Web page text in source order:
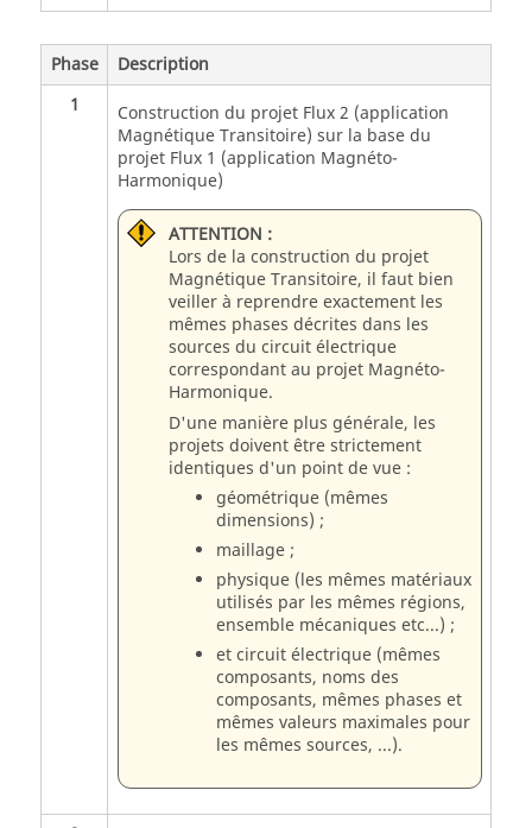
Phase
Description
1
Construction du projet Flux 2 (application
Magnétique Transitoire) sur la base du
projet Flux 1 (application Magnéto-
Harmonique)
ATTENTION :
Lors de la construction du projet
Magnétique Transitoire, il faut bien
veiller à reprendre exactement les
mêmes phases décrites dans les
sources du circuit électrique
correspondant au projet Magnéto-
Harmonique.
D'une manière plus générale, les
projets doivent être strictement
identiques d'un point de vue :
géométrique (mêmes
dimensions) ;
maillage ;
physique (les mêmes matériaux
utilisés par les mêmes régions,
ensemble mécaniques etc...) ;
et circuit électrique (mêmes
composants, noms des
composants, mêmes phases et
mêmes valeurs maximales pour
les mêmes sources, ...).